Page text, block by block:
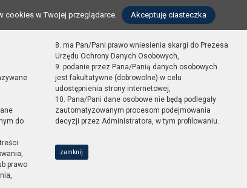
cookies w Twojej przeglądarce. Akceptuję ciasteczka
do
prawo
8. ma Pan/Pani prawo wniesienia skargi do Prezesa
Urzędu Ochrony Danych Osobowych,
9. podanie przez Pana/Panią danych osobowych
jest fakultatywne (dobrowolne) w celu
udostępnienia strony internetowej,
10. Pana/Pani dane osobowe nie będą podlegały
zautomatyzowanym procesom podejmowania
decyzji przez Administratora, w tym profilowaniu.
zamknij